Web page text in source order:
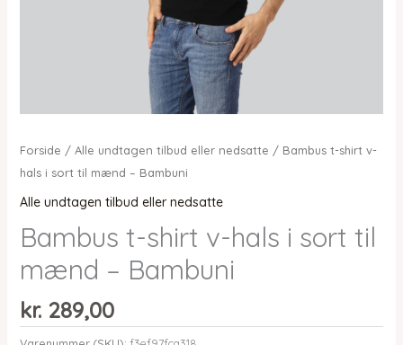
Forside / Alle undtagen tilbud eller nedsatte / Bambus t-shirt v-
hals i sort til mænd – Bambuni
Alle undtagen tilbud eller nedsatte
Bambus t-shirt v-hals i sort til
mænd – Bambuni
kr.289,00